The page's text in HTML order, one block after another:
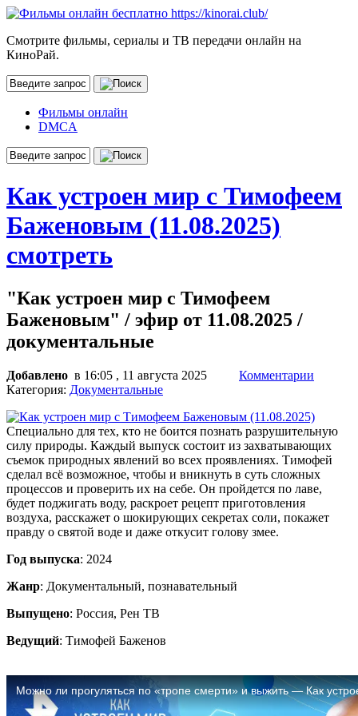
Смотрите фильмы, сериалы и ТВ передачи онлайн на
КиноРай.
Фильмы онлайн
DMCA
Как устроен мир с Тимофеем
Баженовым (11.08.2025)
смотреть
"Как устроен мир с Тимофеем
Баженовым" / эфир от 11.08.2025 /
документальные
Добавлено в 16:05 , 11 августа 2025
Комментарии
Категория: Документальные
Специально для тех, кто не боится познать разрушительную
силу природы. Каждый выпуск состоит из захватывающих
съемок природных явлений во всех проявлениях. Тимофей
сделал всё возможное, чтобы и вникнуть в суть сложных
процессов и проверить их на себе. Он пройдется по лаве,
будет поджигать воду, раскроет рецепт приготовления
воздуха, расскажет о шокирующих секретах соли, покажет
правду о святой воде и даже откусит голову змее.
Год выпуска: 2024
Жанр: Документальный, познавательный
Выпущено: Россия, Рен ТВ
Ведущий: Тимофей Баженов